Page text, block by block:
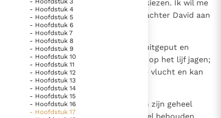
Berichten
Denzinger
Nieuwste Documenten
5. Het gebed van de Kerk
In Christus wordt onze honger vervuld
Leer de kostbare parel van Gods koninkrijk te
herkennen
Gods Koninkrijk groeit stilletjes door liefde, niet door
- Hoofdstuk 4
- Hoofdstuk 5
- Hoofdstuk 6
- Hoofdstuk 7
- Hoofdstuk 8
- Hoofdstuk 9
- Hoofdstuk 10
- Hoofdstuk 11
- Hoofdstuk 12
- Hoofdstuk 13
- Hoofdstuk 14
- Hoofdstuk 15
- Hoofdstuk 16
- Hoofdstuk 17
twaalfduizend manschappen uitkiezen. Ik wil me
gereedmaken om vannacht nog achter David aan
te gaan.
Ik zal hem overvallen, terwijl hij uitgeput en
ontmoedigd is, en hem de schrik op het lijf jagen;
dan gaat zijn hele aanhang op de vlucht en kan
ik de koning alleen neerslaan.
Zo zorg ik ervoor dat het leger in zijn geheel